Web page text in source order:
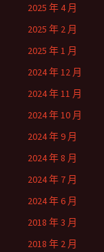
2025 年 4 月
2025 年 2 月
2025 年 1 月
2024 年 12 月
2024 年 11 月
2024 年 10 月
2024 年 9 月
2024 年 8 月
2024 年 7 月
2024 年 6 月
2018 年 3 月
2018 年 2 月